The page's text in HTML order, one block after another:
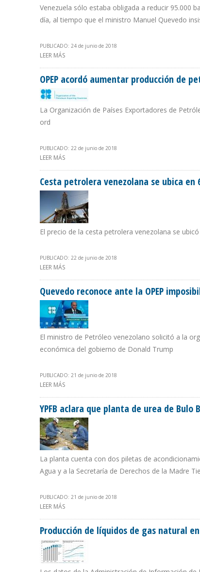
Venezuela sólo estaba obligada a reducir 95.000
día, al tiempo que el ministro Manuel Quevedo
PUBLICADO: 24 de junio de 2018
LEER MÁS
OPEP acordó aumentar producción de
La Organización de Países Exportadores de
ord
PUBLICADO: 22 de junio de 2018
LEER MÁS
Cesta petrolera venezolana se ubica
El precio de la cesta petrolera venezolana se
PUBLICADO: 22 de junio de 2018
LEER MÁS
Quevedo reconoce ante la OPEP
El ministro de Petróleo venezolano solicitó a la
económica del gobierno de Donald Trump
PUBLICADO: 21 de junio de 2018
LEER MÁS
YPFB aclara que planta de urea de
La planta cuenta con dos piletas de
Agua y a la Secretaría de Derechos de la Madre
PUBLICADO: 21 de junio de 2018
LEER MÁS
Producción de líquidos de gas natural en